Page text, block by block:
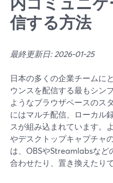
信する方法
最終更新日: 2026-01-25
日本の多くの企業チームに
ウンスを配信する最もシン
ようなブラウザベースのス
にはマルチ配信、ローカル
スが組み込まれています。
やデスクトップキャプチャ
は、OBSやStreamlabsなど
合わせたり、置き換えたりで